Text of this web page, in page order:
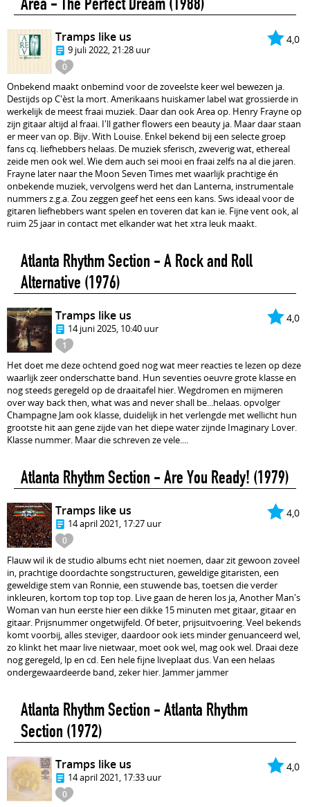
4,0
0
Tramps like us
9 juli 2022, 21:28 uur
Onbekend maakt onbemind voor de zoveelste keer wel bewezen ja.
Destijds op C'èst la mort. Amerikaans huiskamer label wat grossierde in
werkelijk de meest fraai muziek. Daar dan ook Area op. Henry Frayne op
zijn gitaar altijd al fraai. I'll gather flowers een beauty ja. Maar daar staan
er meer van op. Bijv. With Louise. Enkel bekend bij een selecte groep
fans cq. liefhebbers helaas. De muziek sferisch, zweverig wat, ethereal
zeide men ook wel. Wie dem auch sei mooi en fraai zelfs na al die jaren.
Frayne later naar the Moon Seven Times met waarlijk prachtige én
onbekende muziek, vervolgens werd het dan Lanterna, instrumentale
nummers z.g.a. Zou zeggen geef het eens een kans. Sws ideaal voor de
gitaren liefhebbers want spelen en toveren dat kan ie. Fijne vent ook, al
ruim 25 jaar in contact met elkander wat het xtra leuk maakt.
Atlanta Rhythm Section - A Rock and Roll
Alternative (1976)
4,0
1
Tramps like us
14 juni 2025, 10:40 uur
Het doet me deze ochtend goed nog wat meer reacties te lezen op deze
waarlijk zeer onderschatte band. Hun seventies oeuvre grote klasse en
nog steeds geregeld op de draaitafel hier. Wegdromen en mijmeren
over way back then, what was and never shall be...helaas. opvolger
Champagne Jam ook klasse, duidelijk in het verlengde met wellicht hun
grootste hit aan gene zijde van het diepe water zijnde Imaginary Lover.
Klasse nummer. Maar die schreven ze vele....
Atlanta Rhythm Section - Are You Ready! (1979)
4,0
0
Tramps like us
14 april 2021, 17:27 uur
Flauw wil ik de studio albums echt niet noemen, daar zit gewoon zoveel
in, prachtige doordachte songstructuren, geweldige gitaristen, een
geweldige stem van Ronnie, een stuwende bas, toetsen die verder
inkleuren, kortom top top top. Live gaan de heren los ja, Another Man's
Woman van hun eerste hier een dikke 15 minuten met gitaar, gitaar en
gitaar. Prijsnummer ongetwijfeld. Of beter, prijsuitvoering. Veel bekends
komt voorbij, alles steviger, daardoor ook iets minder genuanceerd wel,
zo klinkt het maar live nietwaar, moet ook wel, mag ook wel. Draai deze
nog geregeld, lp en cd. Een hele fijne liveplaat dus. Van een helaas
ondergewaardeerde band, zeker hier. Jammer jammer
Atlanta Rhythm Section - Atlanta Rhythm
Section (1972)
4,0
0
Tramps like us
14 april 2021, 17:33 uur